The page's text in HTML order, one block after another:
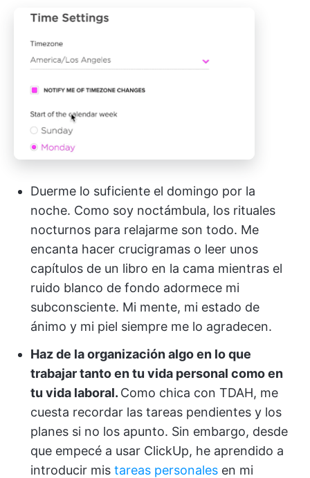
Duerme lo suficiente el domingo por la
noche. Como soy noctámbula, los rituales
nocturnos para relajarme son todo. Me
encanta hacer crucigramas o leer unos
capítulos de un libro en la cama mientras el
ruido blanco de fondo adormece mi
subconsciente. Mi mente, mi estado de
ánimo y mi piel siempre me lo agradecen.
Haz de la organización algo en lo que
trabajar tanto en tu vida personal como en
tu vida laboral. Como chica con TDAH, me
cuesta recordar las tareas pendientes y los
planes si no los apunto. Sin embargo, desde
que empecé a usar ClickUp, he aprendido a
introducir mis tareas personales en mi